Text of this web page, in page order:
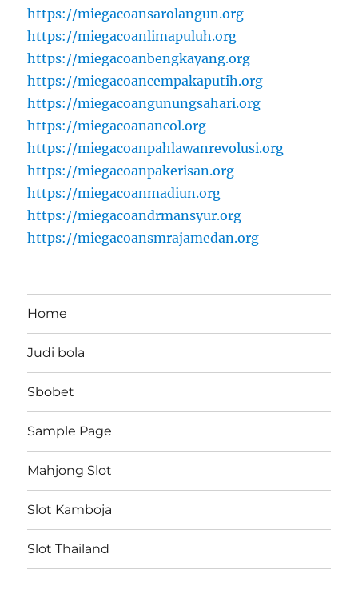
https://miegacoansarolangun.org
https://miegacoanlimapuluh.org
https://miegacoanbengkayang.org
https://miegacoancempakaputih.org
https://miegacoangunungsahari.org
https://miegacoanancol.org
https://miegacoanpahlawanrevolusi.org
https://miegacoanpakerisan.org
https://miegacoanmadiun.org
https://miegacoandrmansyur.org
https://miegacoansmrajamedan.org
Home
Judi bola
Sbobet
Sample Page
Mahjong Slot
Slot Kamboja
Slot Thailand